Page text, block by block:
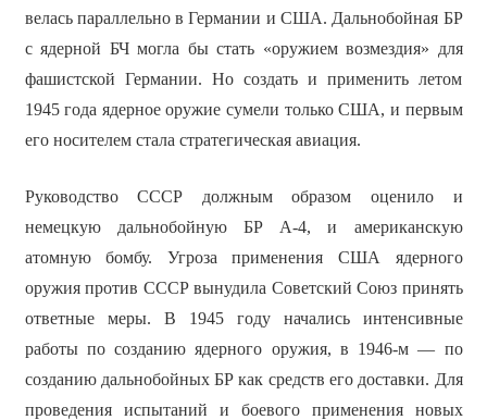
велась параллельно в Германии и США. Дальнобойная БР
с ядерной БЧ могла бы стать «оружием возмездия» для
фашистской Германии. Но создать и применить летом
1945 года ядерное оружие сумели только США, и первым
его носителем стала стратегическая авиация.
Руководство СССР должным образом оценило и
немецкую дальнобойную БР А-4, и американскую
атомную бомбу. Угроза применения США ядерного
оружия против СССР вынудила Советский Союз принять
ответные меры. В 1945 году начались интенсивные
работы по созданию ядерного оружия, в 1946-м — по
созданию дальнобойных БР как средств его доставки. Для
проведения испытаний и боевого применения новых